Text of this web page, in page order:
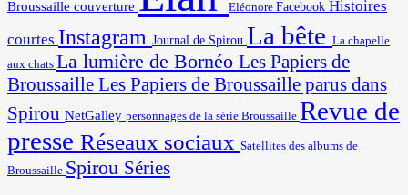
Broussaille couverture Eléonore Facebook Histoires
courtes Instagram Journal de Spirou La bête La chapelle
aux chats La lumière de Bornéo Les Papiers de
Broussaille Les Papiers de Broussaille parus dans
Spirou NetGalley personnages de la série Broussaille Revue de
presse Réseaux sociaux Satellites des albums de
Broussaille Spirou Séries